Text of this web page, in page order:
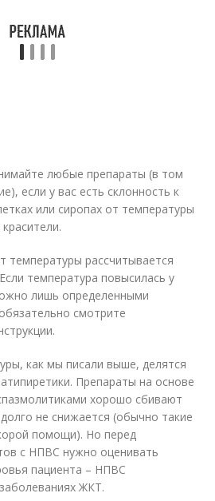
любые препараты (в том
если у вас есть склонность к
или сиропах от температуры
температуры рассчитывается
температура повысилась у
лишь определенными
смотрите
как мы писали выше, делятся
Препараты на основе
хорошо сбивают
не снижается (обычно такие
помощи). Но перед
с НПВС нужно оценивать
пациента – НПВС
ЖКТ.